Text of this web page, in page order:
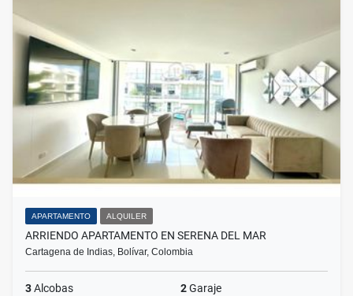
APARTAMENTO ALQUILER
ARRIENDO APARTAMENTO EN SERENA DEL MAR
Cartagena de Indias, Bolívar, Colombia
3Alcobas 2Garaje